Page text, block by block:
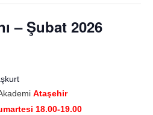
– Şubat 2026
Ataşehir
18.00-19.00